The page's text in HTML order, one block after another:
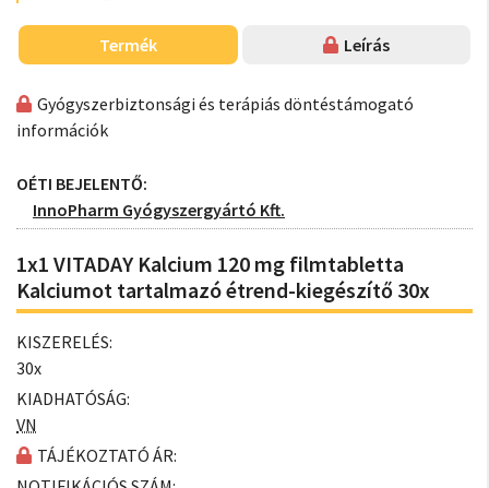
Termék Leírás
Gyógyszerbiztonsági és terápiás döntéstámogató
információk
OÉTI BEJELENTŐ:
InnoPharm Gyógyszergyártó Kft.
1x1 VITADAY Kalcium 120 mg filmtabletta
Kalciumot tartalmazó étrend-kiegészítő 30x
KISZERELÉS:
30x
KIADHATÓSÁG:
VN
TÁJÉKOZTATÓ ÁR: